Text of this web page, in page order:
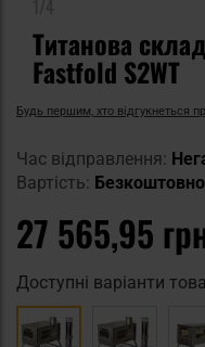
Титанова
Fastfold S2WT
Будь першим, хто відгукнеться
Час відправлення:
Вартість: Безкоштовно
27 565,95
Доступні варіанти